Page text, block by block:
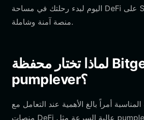
اليوم لبدء رحلتك في مساحة DeFi على Solana باستخدام
منصة آمنة وشاملة.
لماذا تختار محفظة Bitget
pumplever؟
أمراً بالغ الأهمية عند التعامل مع
منصات DeFi عالية السرعة مثل pumplever. وإليك سبب